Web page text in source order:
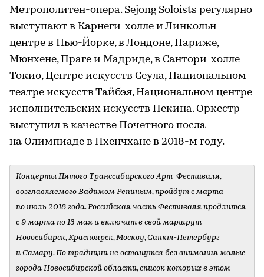
Метрополитен-опера. Sejong Soloists регулярно
выступают в Карнеги-холле и Линкольн-
центре в Нью-Йорке, в Лондоне, Париже,
Мюнхене, Праге и Мадриде, в Сантори-холле
Токио, Центре искусств Сеула, Национальном
театре искусств Тайбэя, Национальном центре
исполнительских искусств Пекина. Оркестр
выступил в качестве Почетного посла
на Олимпиаде в Пхенчхане в 2018-м году.
Концерты Пятого Транссибирского Арт-Фестиваля,
возглавляемого Вадимом Репиным, пройдут с марта
по июль 2018 года. Российская часть Фестиваля продлится
с 9 марта по 13 мая и включит в свой маршрут
Новосибирск, Красноярск, Москву, Санкт-Петербург
и Самару. По традиции не останутся без внимания малые
города Новосибирской области, список которых в этом